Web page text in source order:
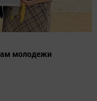
молодежи